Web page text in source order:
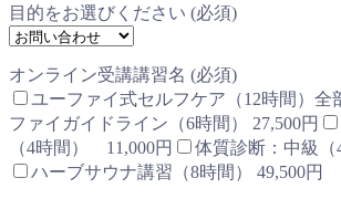
目的をお選びください (必須)
オンライン受講講習名 (必須)
ユーファイ式セルフケア（12時間）全
ファイガイドライン（6時間） 27,500円
（4時間） 11,000円
体質診断：中級（
ハーブサウナ講習（8時間） 49,500円